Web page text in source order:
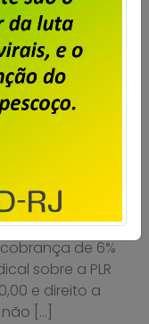
do RJ
2026
de julho, na sede
da
pagamento da
de 6%
sobre a PLR
e direito a
[…]